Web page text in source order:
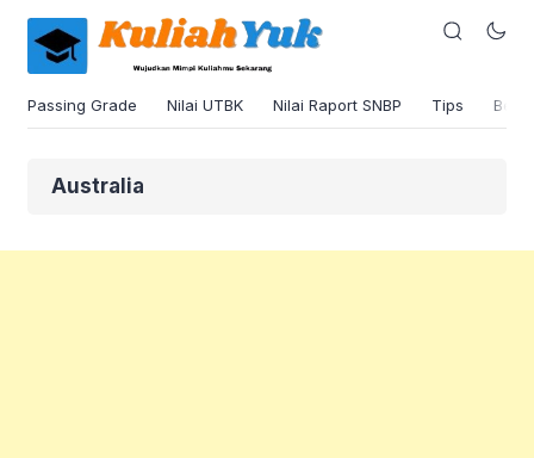
Passing Grade Nilai UTBK Nilai Raport SNBP Tips
Australia